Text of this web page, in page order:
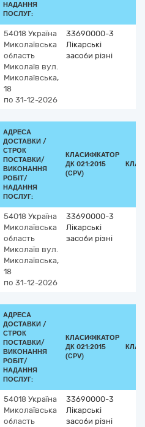
НАДАННЯ
ПОСЛУГ:
54018 Україна
Миколаївська
область
Миколаїв вул.
Миколаївська,
18
по 31-12-2026
33690000-3
Лікарські
засоби різні
АДРЕСА
ДОСТАВКИ /
СТРОК
ПОСТАВКИ/
ВИКОНАННЯ
РОБІТ/
НАДАННЯ
ПОСЛУГ:
КЛАСИФІКАТОР
ДК 021:2015
(CPV)
54018 Україна
Миколаївська
область
Миколаїв вул.
Миколаївська,
18
по 31-12-2026
33690000-3
Лікарські
засоби різні
АДРЕСА
ДОСТАВКИ /
СТРОК
ПОСТАВКИ/
ВИКОНАННЯ
РОБІТ/
НАДАННЯ
ПОСЛУГ:
КЛАСИФІКАТОР
ДК 021:2015
(CPV)
54018 Україна
Миколаївська
область
33690000-3
Лікарські
засоби різні